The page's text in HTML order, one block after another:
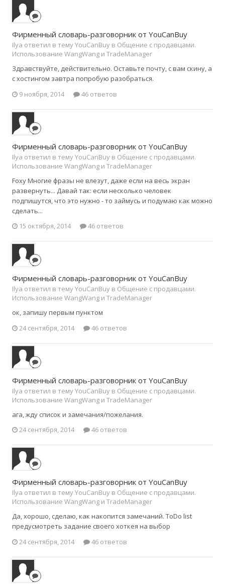
Фирменный словарь-разговорник от YouCanBuy
Ilya ответил в тему YouCanBuy в Общение с продавцами.
Использование WangWang и TradeManager
Здравствуйте, действительно. Оставьте почту, с вам скину, а
с хостингом завтра попробую разобраться.
9 ноября, 2014
46 ответов
Фирменный словарь-разговорник от YouCanBuy
Ilya ответил в тему YouCanBuy в Общение с продавцами.
Использование WangWang и TradeManager
Foxy Многие фразы не влезут, даже если на весь экран
развернуть... Давай так: если несколько человек
подпишутся, что это нужно - то займусь и подумаю как можно
сделать...
15 октября, 2014
46 ответов
Фирменный словарь-разговорник от YouCanBuy
Ilya ответил в тему YouCanBuy в Общение с продавцами.
Использование WangWang и TradeManager
ок, запишу первым пунктом
24 сентября, 2014
46 ответов
Фирменный словарь-разговорник от YouCanBuy
Ilya ответил в тему YouCanBuy в Общение с продавцами.
Использование WangWang и TradeManager
ага, жду список и замечания/пожелания.
24 сентября, 2014
46 ответов
Фирменный словарь-разговорник от YouCanBuy
Ilya ответил в тему YouCanBuy в Общение с продавцами.
Использование WangWang и TradeManager
Да, хорошо, сделаю, как накопится замечаний. ToDo list
предусмотреть задание своего хоткея на выбор
24 сентября, 2014
46 ответов